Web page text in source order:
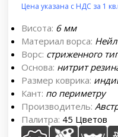
Цена указана с НДС за 1
Висота: 6 мм
Материал ворса:
Ворс: стриженного
Основа: нитрит
Размер коврика:
Кант: по периметру
Производитель:
Палитра: 45 Цветов